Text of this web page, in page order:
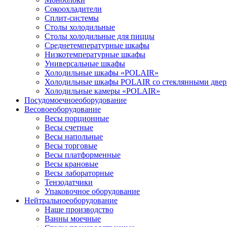
Сокоохладители
Сплит-системы
Столы холодильные
Столы холодильные для пиццы
Среднетемпературные шкафы
Низкотемпературные шкафы
Универсальные шкафы
Холодильные шкафы «POLAIR»
Холодильные шкафы POLAIR со стеклянными
Холодильные камеры «POLAIR»
Посудомоечноеоборудование
Весовоеоборудование
Весы порционные
Весы счетные
Весы напольные
Весы торговые
Весы платформенные
Весы крановые
Весы лабораторные
Тензодатчики
Упаковочное оборудование
Нейтральноеоборудование
Наше производство
Ванны моечные